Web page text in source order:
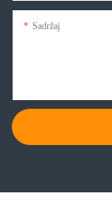
Sadržaj